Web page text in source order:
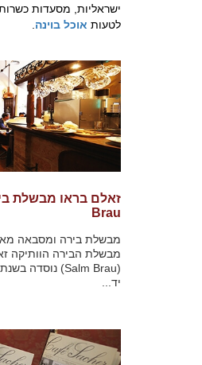
ישראליות, מסעדות
לטעות אוכל בוינה
Brau
מבשלת הבירה הוותיקה
יד...